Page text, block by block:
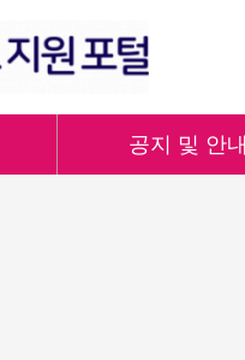
공지 및 안내